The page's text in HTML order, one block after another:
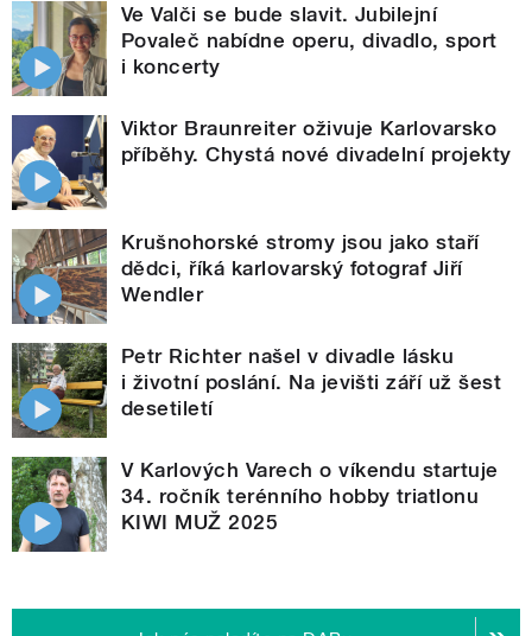
Ve Valči se bude slavit. Jubilejní
Povaleč nabídne operu, divadlo, sport
i koncerty
Viktor Braunreiter oživuje Karlovarsko
příběhy. Chystá nové divadelní projekty
Krušnohorské stromy jsou jako staří
dědci, říká karlovarský fotograf Jiří
Wendler
Petr Richter našel v divadle lásku
i životní poslání. Na jevišti září už šest
desetiletí
V Karlových Varech o víkendu startuje
34. ročník terénního hobby triatlonu
KIWI MUŽ 2025